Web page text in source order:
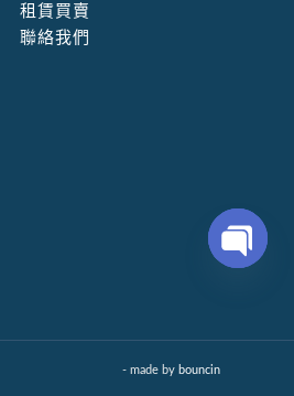
租賃買賣
聯絡我們
- made by bouncin